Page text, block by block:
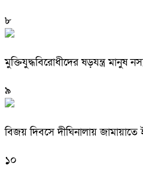
৮
মুক্তিযুদ্ধবিরোধীদের ষড়যন্ত্র মানুষ
৯
বিজয় দিবসে দীঘিনালায় জামায়াতে
১০